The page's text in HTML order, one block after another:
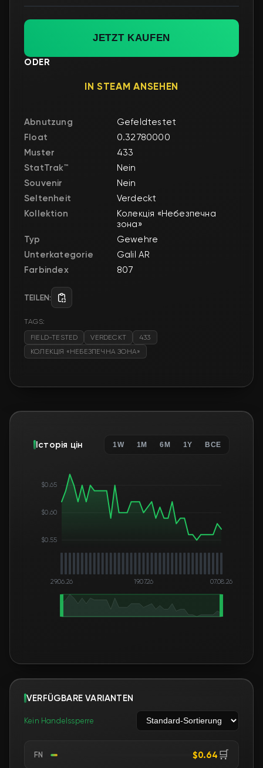
JETZT KAUFEN
ODER
IN STEAM ANSEHEN
Abnutzung
Gefeldtestet
Float
0.32780000
Muster
433
StatTrak™
Nein
Souvenir
Nein
Seltenheit
Verdeckt
Kollektion
Колекція «Небезпечна
зона»
Typ
Gewehre
Unterkategorie
Galil AR
Farbindex
807
TEILEN:
TAGS:
FIELD-TESTED
VERDECKT
433
КОЛЕКЦІЯ «НЕБЕЗПЕЧНА ЗОНА»
Історія цін 1W 1M 6M 1Y ВСЕ
$0.55
$0.60
$0.65
29.06.26 19.07.26 07.08.26
VERFÜGBARE VARIANTEN
Kein Handelssperre
FN $0.64 🛒